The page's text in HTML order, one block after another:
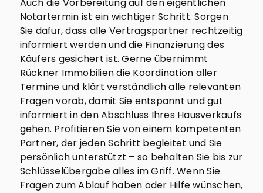
Notartermin ist ein wichtiger Schritt. Sorgen
Sie dafür, dass alle Vertragspartner rechtzeitig
informiert werden und die Finanzierung des
Käufers gesichert ist. Gerne übernimmt
Rückner Immobilien die Koordination aller
Termine und klärt verständlich alle relevanten
Fragen vorab, damit Sie entspannt und gut
informiert in den Abschluss Ihres Hausverkaufs
gehen. Profitieren Sie von einem kompetenten
Partner, der jeden Schritt begleitet und Sie
persönlich unterstützt – so behalten Sie bis zur
Schlüsselübergabe alles im Griff. Wenn Sie
Fragen zum Ablauf haben oder Hilfe wünschen,